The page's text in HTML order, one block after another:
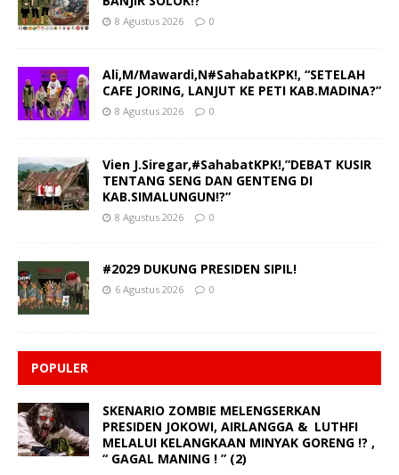
8 Agustus 2026 0
Ali,M/Mawardi,N#SahabatKPK!, “SETELAH
CAFE JORING, LANJUT KE PETI KAB.MADINA?”
8 Agustus 2026 0
Vien J.Siregar,#SahabatKPK!,”DEBAT KUSIR
TENTANG SENG DAN GENTENG DI
KAB.SIMALUNGUN!?”
8 Agustus 2026 0
#2029 DUKUNG PRESIDEN SIPIL!
6 Agustus 2026 0
POPULER
SKENARIO ZOMBIE MELENGSERKAN
PRESIDEN JOKOWI, AIRLANGGA & LUTHFI
MELALUI KELANGKAAN MINYAK GORENG !? ,
“ GAGAL MANING ! ” (2)